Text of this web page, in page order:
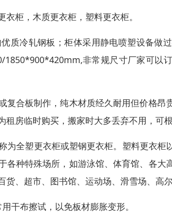
柜，木质更衣柜，塑料更衣柜。
质冷轧钢板；柜体采用静电喷塑设备做
1850*900*420mm,非常规尺寸厂家可以
复合板制作，纯木材质经久耐用但价格
房临时购买，搬家时大多丢弃不用，可根
为全塑更衣柜或塑钢更衣柜。塑料更衣
各种特殊场所，如游泳馆、体育馆、各
、超市、图书馆、运动场、滑雪场、高
干布擦试，以免板材膨胀变形。